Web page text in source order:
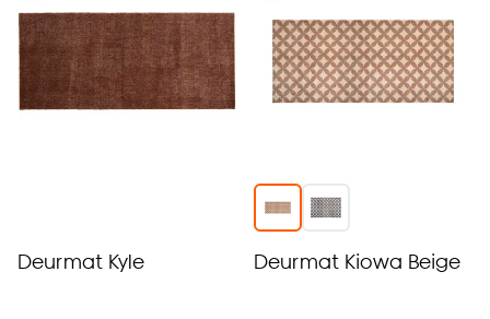
Deurmat Kyle Deurmat Kiowa Beige